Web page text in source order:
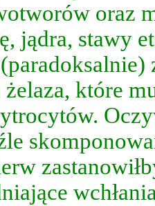
oraz
jądra, stawy
które